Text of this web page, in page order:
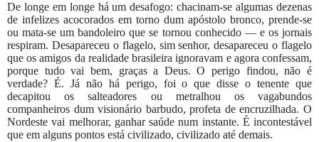
De longe em longe há um desafogo: chacinam-se algumas dezenas
de infelizes acocorados em torno dum apóstolo bronco, prende-se
ou mata-se um bandoleiro que se tornou conhecido — e os jornais
respiram. Desapareceu o flagelo, sim senhor, desapareceu o flagelo
que os amigos da realidade brasileira ignoravam e agora confessam,
porque tudo vai bem, graças a Deus. O perigo findou, não é
verdade? É. Já não há perigo, foi o que disse o tenente que
decapitou os salteadores ou metralhou os vagabundos
companheiros dum visionário barbudo, profeta de encruzilhada. O
Nordeste vai melhorar, ganhar saúde num instante. É incontestável
que em alguns pontos está civilizado, civilizado até demais.